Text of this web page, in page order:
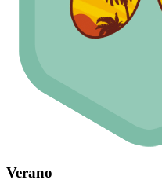
Verano